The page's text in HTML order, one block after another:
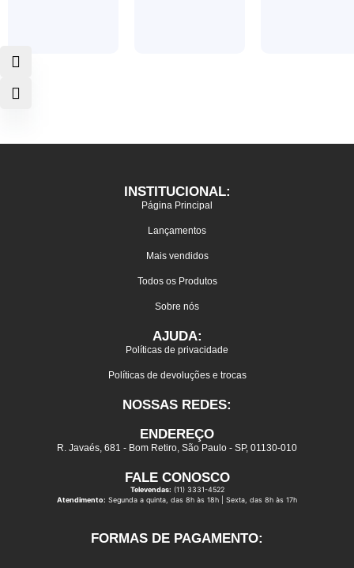
INSTITUCIONAL:
Página Principal
Lançamentos
Mais vendidos
Todos os Produtos
Sobre nós
AJUDA:
Políticas de privacidade
Políticas de devoluções e trocas
NOSSAS REDES:
ENDEREÇO
R. Javaés, 681 - Bom Retiro, São Paulo - SP, 01130-010
FALE CONOSCO
Televendas: (11) 3331-4522
Atendimento: Segunda a quinta, das 8h às 18h | Sexta, das 8h às 17h
FORMAS DE PAGAMENTO: